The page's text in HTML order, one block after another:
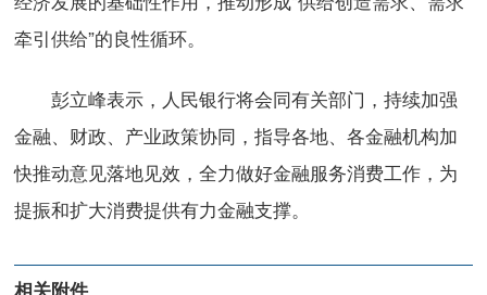
牵引供给”的良性循环。
彭立峰表示，人民银行将会同有关部门，持续加强
金融、财政、产业政策协同，指导各地、各金融机构加
快推动意见落地见效，全力做好金融服务消费工作，为
提振和扩大消费提供有力金融支撑。
相关附件